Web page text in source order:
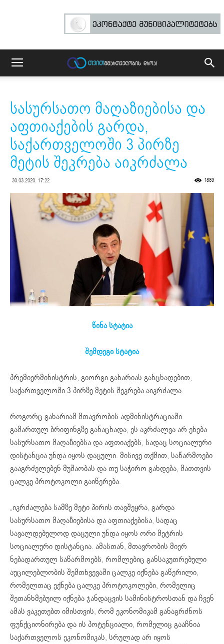
სასურსათო მაღაზიებისა და
აფთიაქების გარდა,
საქართველოში 3 პირზე
მეტის შეკრება აიკრძალა
30.03.2020. 17:22 1889
წინა სტატია
შემდეგი სტატია
პრემიერმინისტრის, გიორგი გახარიას განცხადებით,
საქართველოში 3 პირზე მეტის შეკრება აიკრძალა.
როგორც გახარიამ მთავრობის ადმინისტრაციაში
გამართულ ბრიფინგზე განაცხადა, ეს აკრძალვა არ ეხება
სასურსათო მაღაზიებსა და აფთიაქებს, სადაც სოციალური
დისტანცია უნდა იყოს დაცული. მისივე თქმით, საწარმოები
გააგრძელებენ მუშაობას და თუ საჭირო გახდება, მათთვის
ცალკე პროტოკოლი გაიწერება.
„იკრძალება სამზე მეტი პირის თავშეყრა, გარდა
სასურსათო მაღაზიებისა და აფთიაქებისა, სადაც
სავალდებულოდ დაცული უნდა იყოს ორი მეტრის
სოციალური დისტანცია. ამასთან, მთავრობის მიერ
ნებადართულ საწარმოებს, რომლებიც განსაკუთრებული
აუცილებლობის შემთხვევაში ცალკე იქნება გაწერილი,
რომელთაც ექნება ცალკე პროტოკოლები, რომელიც
შეთანხმებუილ იქნება ჯანდაცვის სამინისტროსთან და ჩვენ
ამას ვაკეთებთ იმისთვის, რომ ეკონომიკამ განაგრძნოს
ფუნქციონირება და ის პოტენციალი, რომელიც გააჩნია
საქართველოს ეკონომიკას, სრულად არ იყოს